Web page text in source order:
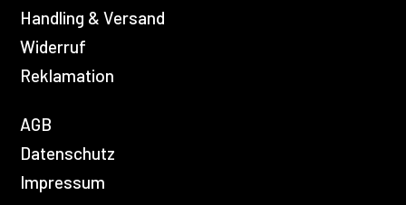
Handling & Versand
Widerruf
Reklamation
AGB
Datenschutz
Impressum